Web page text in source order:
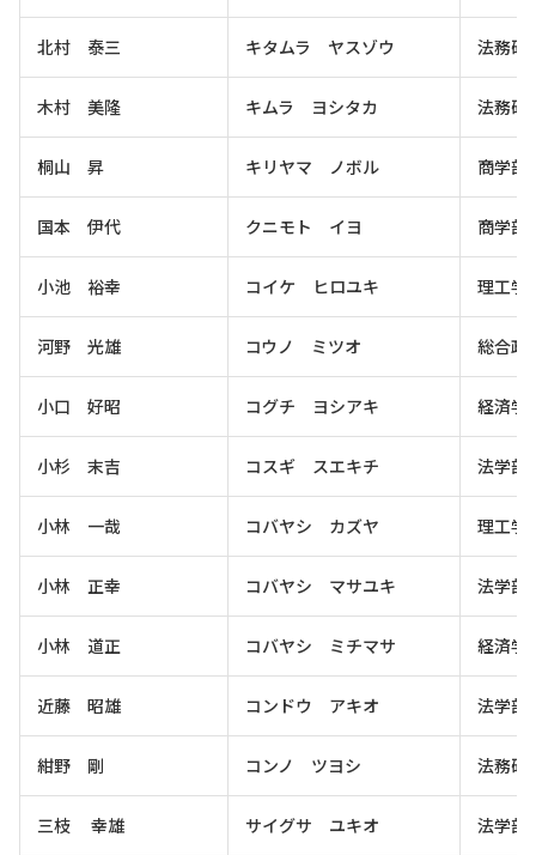
北村 泰三 キタムラ ヤスゾウ 法務研
木村 美隆 キムラ ヨシタカ 法務研
桐山 昇 キリヤマ ノボル 商学部
国本 伊代 クニモト イヨ 商学部
小池 裕幸 コイケ ヒロユキ 理工学
河野 光雄 コウノ ミツオ 総合政
小口 好昭 コグチ ヨシアキ 経済学
小杉 末吉 コスギ スエキチ 法学部
小林 一哉 コバヤシ カズヤ 理工学
小林 正幸 コバヤシ マサユキ 法学部
小林 道正 コバヤシ ミチマサ 経済学
近藤 昭雄 コンドウ アキオ 法学部
紺野 剛 コンノ ツヨシ 法務研
三枝 幸雄 サイグサ ユキオ 法学部